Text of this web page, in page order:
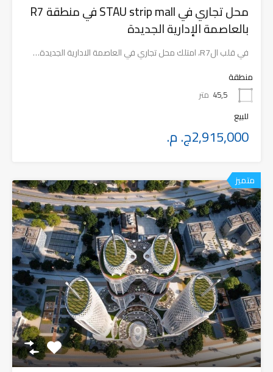
محل تجاري في STAU strip mall في منطقة R7
بالعاصمة الإدارية الجديدة
في قلب الR7، امتلك محل تجاري في العاصمة الادارية الجديدة…
منطقة
45,5 متر
للبيع
2,915,000ج. م.
متميز